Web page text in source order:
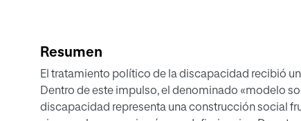
Resumen
El tratamiento político de la discapacidad recibió
Dentro de este impulso, el denominado «modelo
discapacidad representa una construcción social